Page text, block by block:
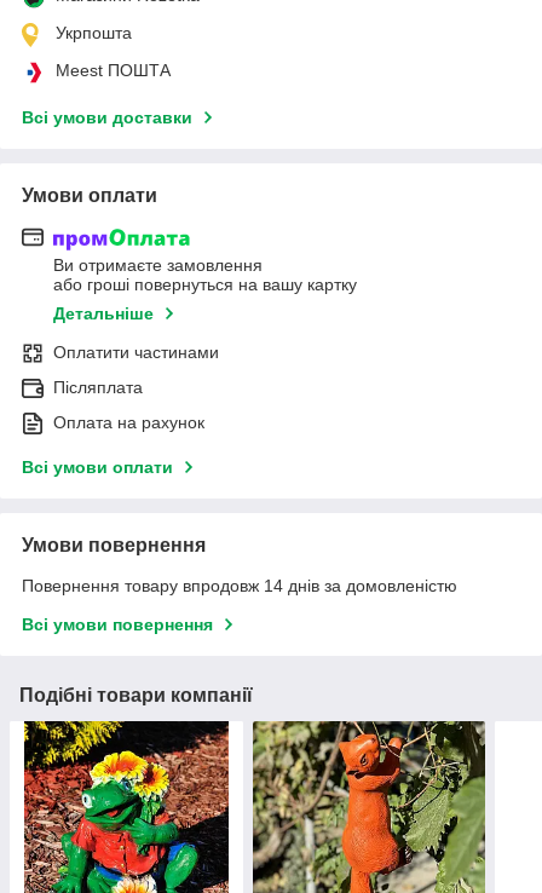
Укрпошта
Meest ПОШТА
Всі умови доставки
Умови оплати
Ви отримаєте замовлення
або гроші повернуться на вашу картку
Детальніше
Оплатити частинами
Післяплата
Оплата на рахунок
Всі умови оплати
Умови повернення
Повернення товару впродовж 14 днів за домовленістю
Всі умови повернення
Подібні товари компанії